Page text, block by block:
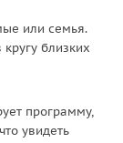
или семья.
близких
программу,
увидеть